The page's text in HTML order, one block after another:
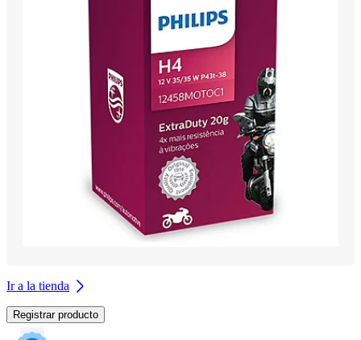
Ir a la tienda
Registrar producto